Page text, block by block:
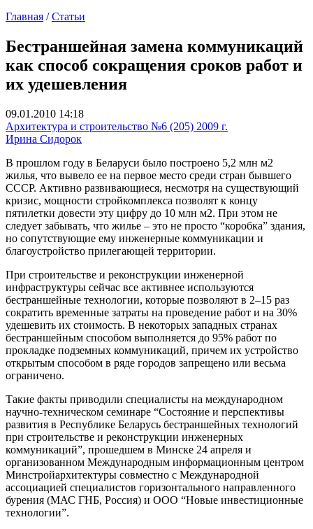
Главная / Статьи
Бестраншейная замена коммуникаций
как способ сокращения сроков работ и
их удешевления
09.01.2010 14:18
Архитектура и строительство №6 (205) 2009 г.
Ирина Сидорок
В прошлом году в Беларуси было построено 5,2 млн м2
жилья, что вывело ее на первое место среди стран бывшего
СССР. Активно развивающиеся, несмотря на существующий
кризис, мощности стройкомплекса позволят к концу
пятилетки довести эту цифру до 10 млн м2. При этом не
следует забывать, что жилье – это не просто “коробка” здания,
но сопутствующие ему инженерные коммуникации и
благоустройство прилегающей территории.
При строительстве и реконструкции инженерной
инфраструктуры сейчас все активнее используются
бестраншейные технологии, которые позволяют в 2–15 раз
сократить временные затраты на проведение работ и на 30%
удешевить их стоимость. В некоторых западных странах
бестраншейным способом выполняется до 95% работ по
прокладке подземных коммуникаций, причем их устройство
открытым способом в ряде городов запрещено или весьма
ограничено.
Такие факты приводили специалисты на международном
научно-техническом семинаре “Состояние и перспективы
развития в Республике Беларусь бестраншейных технологий
при строительстве и реконструкции инженерных
коммуникаций”, прошедшем в Минске 24 апреля и
организованном Международным информационным центром
Минстройархитектуры совместно с Международной
ассоциацией специалистов горизонтального направленного
бурения (МАС ГНБ, Россия) и ООО “Новые инвестиционные
технологии”.